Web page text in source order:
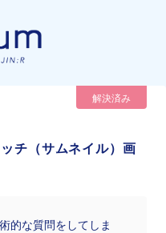
解決済み
チ（サムネイル）画
的な質問をしてしま